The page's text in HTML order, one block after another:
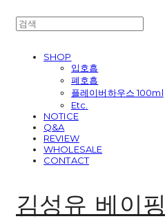
SHOP
입호흡
폐호흡
플레이버하우스 100ml
Etc.
NOTICE
Q&A
REVIEW
WHOLESALE
CONTACT
김성유 베이